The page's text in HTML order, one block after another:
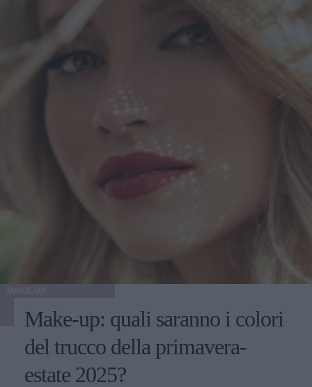
Make-up: quali saranno i colori
del trucco della primavera-
estate 2025?